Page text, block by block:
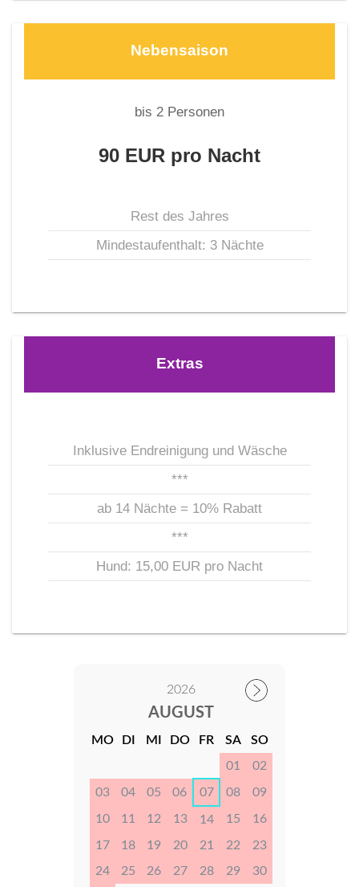
Nebensaison
bis 2 Personen
90 EUR pro Nacht
Rest des Jahres
Mindestaufenthalt: 3 Nächte
Extras
Inklusive Endreinigung und Wäsche
***
ab 14 Nächte = 10% Rabatt
***
Hund: 15,00 EUR pro Nacht